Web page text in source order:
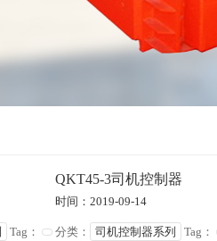
Tag：
QKT45-3司机控制器
时间：2019-09-14
分类： 司机控制器系列 Tag：